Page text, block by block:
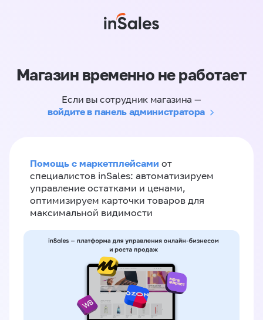
Магазин временно не работает
Если вы сотрудник магазина —
войдите в панель администратора
Помощь с маркетплейсами от
специалистов inSales: автоматизируем
управление остатками и ценами,
оптимизируем карточки товаров для
максимальной видимости